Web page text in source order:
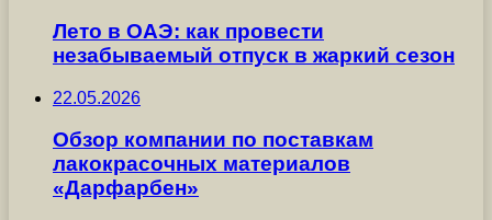
Лето в ОАЭ: как провести
незабываемый отпуск в жаркий сезон
22.05.2026
Обзор компании по поставкам
лакокрасочных материалов
«Дарфарбен»